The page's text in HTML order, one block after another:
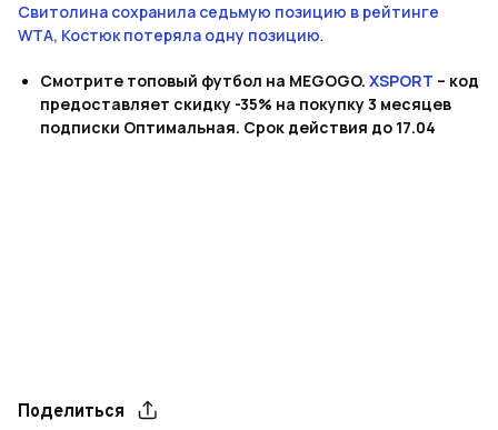
Свитолина сохранила седьмую позицию в рейтинге
WTA, Костюк потеряла одну позицию.
Смотрите топовый футбол на MEGOGO. XSPORT – код
предоставляет скидку -35% на покупку 3 месяцев
подписки Оптимальная. Срок действия до 17.04
Поделиться